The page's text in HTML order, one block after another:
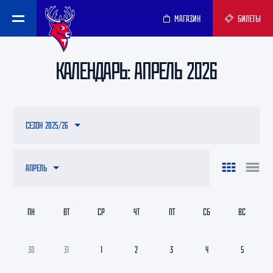
МАГАЗИН БИЛЕТЫ
КАЛЕНДАРЬ: АПРЕЛЬ 2026
АПРЕЛЬ
СЕЗОН 2025/26
30 31 1 2 3 4 5
ПН ВТ СР ЧТ ПТ СБ ВС